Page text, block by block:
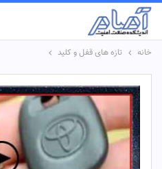
خانه تازه های قفل و کلید